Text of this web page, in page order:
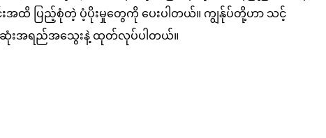
င်းအထိ ပြည့်စုံတဲ့ ပံ့ပိုးမှုတွေကို ပေးပါတယ်။ ကျွန်ုပ်တို့ဟာ သင့်
ြင့်ဆုံးအရည်အသွေးနဲ့ ထုတ်လုပ်ပါတယ်။